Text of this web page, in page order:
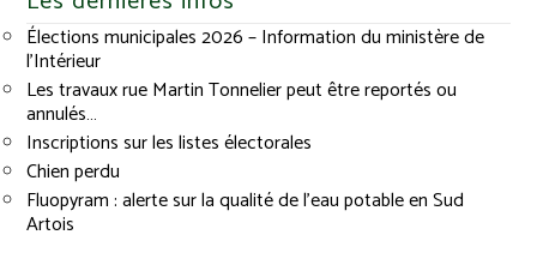
Élections municipales 2026 – Information du ministère de
l’Intérieur
Les travaux rue Martin Tonnelier peut être reportés ou
annulés…
Inscriptions sur les listes électorales
Chien perdu
Fluopyram : alerte sur la qualité de l’eau potable en Sud
Artois